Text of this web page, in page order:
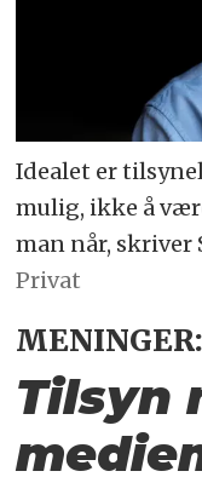
Idealet er
mulig, ikke å
man når, skriver
Privat
MENINGER:
Tilsyn